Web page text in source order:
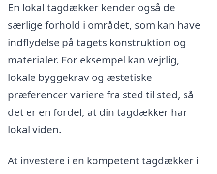
En lokal tagdækker kender også de
særlige forhold i området, som kan have
indflydelse på tagets konstruktion og
materialer. For eksempel kan vejrlig,
lokale byggekrav og æstetiske
præferencer variere fra sted til sted, så
det er en fordel, at din tagdækker har
lokal viden.
At investere i en kompetent tagdækker i